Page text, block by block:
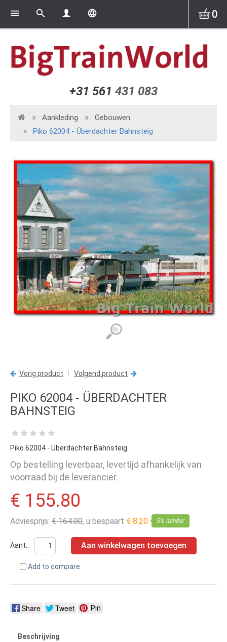
+31 561 431 083
0
Aankleding
Gebouwen
Piko 62004 - Überdachter Bahnsteig
Vorig product Volgend product
PIKO 62004 - ÜBERDACHTER
BAHNSTEIG
Piko 62004 - Überdachter Bahnsteig
Op bestelling leverbaar, levertijd afhankelijk van
voorraad bij de leverancier.
€ 155.80
Adviesprijs: € 164.00, u bespaart € 8.20 5% minder
Aant.: Aan winkelwagen toevoegen
Add to compare
Share Tweet Pin
Beschrijving